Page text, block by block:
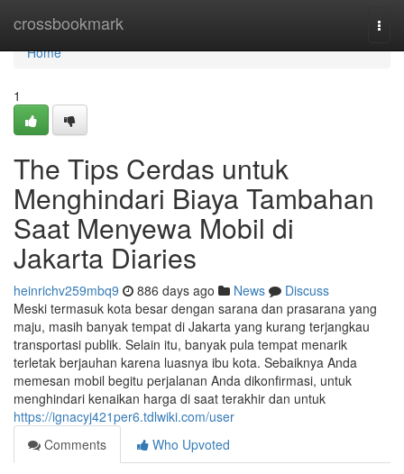
crossbookmark
Home
Home
1
The Tips Cerdas untuk
Menghindari Biaya Tambahan
Saat Menyewa Mobil di
Jakarta Diaries
heinrichv259mbq9 886 days ago News
Discuss
Meski termasuk kota besar dengan sarana dan prasarana yang
maju, masih banyak tempat di Jakarta yang kurang terjangkau
transportasi publik. Selain itu, banyak pula tempat menarik
terletak berjauhan karena luasnya ibu kota. Sebaiknya Anda
memesan mobil begitu perjalanan Anda dikonfirmasi, untuk
menghindari kenaikan harga di saat terakhir dan untuk
https://ignacyj421per6.tdlwiki.com/user
Comments
Who Upvoted